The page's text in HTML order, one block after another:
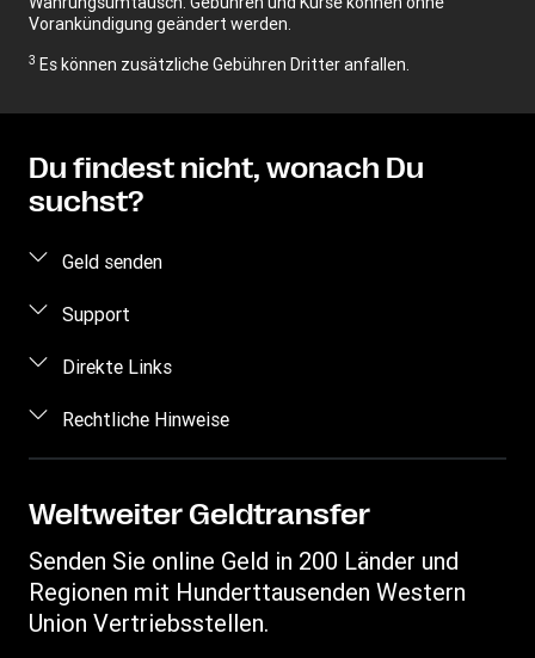
Vorankündigung geändert werden.
3 Es können zusätzliche Gebühren Dritter anfallen.
Du findest nicht, wonach Du
suchst?
Geld senden
Geld online senden
Geldtransfer nachverfolgen
Standorte finden
App herunterladen
Support
Häufig gestellte Fragen
Direkte Links
Einloggen/Registrieren
Vertriebspartner werden
Auflistung der Transaktionshistorie
Rechtliche Hinweise
Datenschutzerklärung
Informationen zu Cookies
Weltweiter Geldtransfer
Senden Sie online Geld in 200 Länder und
Regionen mit Hunderttausenden Western
Union Vertriebsstellen.